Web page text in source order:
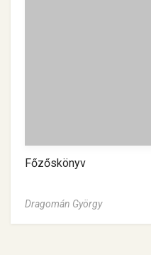
Főzőskönyv
Dragomán György